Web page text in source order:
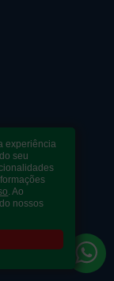
experiência
seu
. Ao
nossos